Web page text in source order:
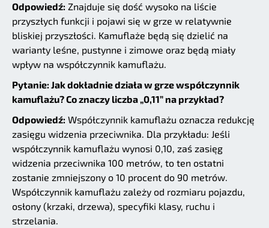
Odpowiedź: Znajduje się dość wysoko na liście
przyszłych funkcji i pojawi się w grze w relatywnie
bliskiej przyszłości. Kamuflaże będą się dzielić na
warianty leśne, pustynne i zimowe oraz będą miały
wpływ na współczynnik kamuflażu.
Pytanie: Jak dokładnie działa w grze współczynnik
kamuflażu? Co znaczy liczba „0,11” na przykład?
Odpowiedź: Współczynnik kamuflażu oznacza redukcję
zasięgu widzenia przeciwnika. Dla przykładu: Jeśli
współczynnik kamuflażu wynosi 0,10, zaś zasięg
widzenia przeciwnika 100 metrów, to ten ostatni
zostanie zmniejszony o 10 procent do 90 metrów.
Współczynnik kamuflażu zależy od rozmiaru pojazdu,
osłony (krzaki, drzewa), specyfiki klasy, ruchu i
strzelania.